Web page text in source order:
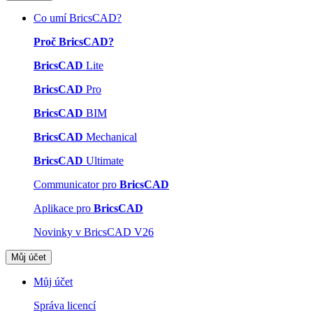
Co umí BricsCAD?
Proč BricsCAD?
BricsCAD Lite
BricsCAD Pro
BricsCAD BIM
BricsCAD Mechanical
BricsCAD Ultimate
Communicator pro BricsCAD
Aplikace pro BricsCAD
Novinky v BricsCAD V26
Můj účet
Můj účet
Správa licencí